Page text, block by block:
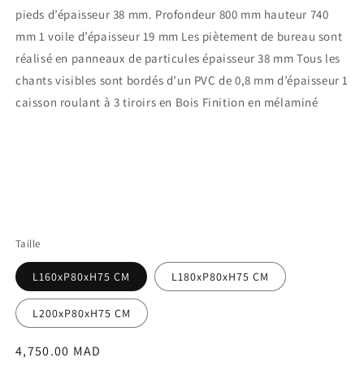
pieds d’épaisseur 38 mm. Profondeur 800 mm hauteur 740
mm 1 voile d’épaisseur 19 mm Les piètement de bureau sont
réalisé en panneaux de particules épaisseur 38 mm Tous les
chants visibles sont bordés d’un PVC de 0,8 mm d’épaisseur 1
caisson roulant à 3 tiroirs en Bois Finition en mélaminé
Taille
L160xP80xH75 CM L180xP80xH75 CM
L200xP80xH75 CM
Prix
4,750.00 MAD